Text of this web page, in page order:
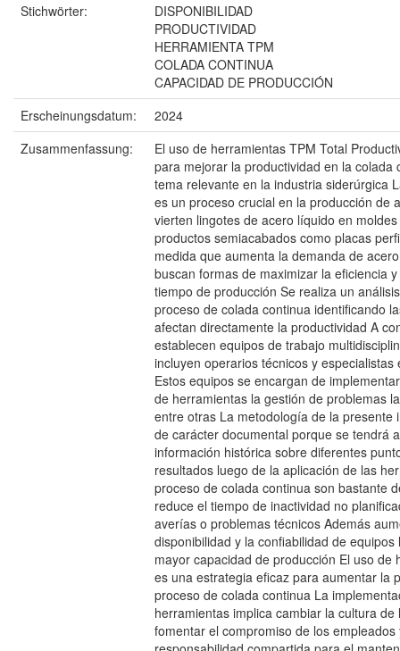
Stichwörter:
DISPONIBILIDAD
PRODUCTIVIDAD
HERRAMIENTA TPM
COLADA CONTINUA
CAPACIDAD DE PRODUCCIÓN
Erscheinungsdatum:
2024
Zusammenfassung:
El uso de herramientas TPM Total
para mejorar la productividad en la colada
tema relevante en la industria siderúrgica
es un proceso crucial en la producción de
vierten lingotes de acero líquido en
productos semiacabados como placas
medida que aumenta la demanda de
buscan formas de maximizar la eficiencia
tiempo de producción Se realiza un
proceso de colada continua identificando
afectan directamente la productividad A
establecen equipos de trabajo
incluyen operarios técnicos y especialistas
Estos equipos se encargan de
de herramientas la gestión de problemas
entre otras La metodología de la presente
de carácter documental porque se tendrá
información histórica sobre diferentes
resultados luego de la aplicación de las
proceso de colada continua son bastante
reduce el tiempo de inactividad no
averías o problemas técnicos Además
disponibilidad y la confiabilidad de
mayor capacidad de producción El uso de
es una estrategia eficaz para aumentar la
proceso de colada continua La
herramientas implica cambiar la cultura de
fomentar el compromiso de los